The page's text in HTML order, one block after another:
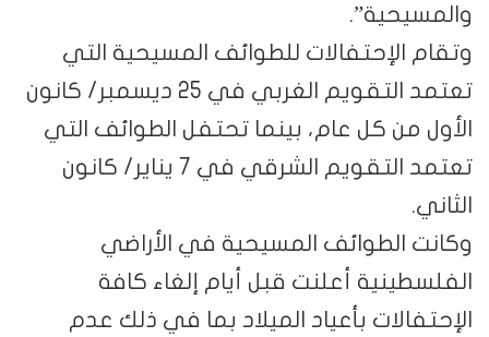
الإحتفالات للطوائف المسيحية التي
تعتمد التقويم الغربي في 25 ديسمبر/ كانون
من كل عام، بينما تحتفل الطوائف التي
تعتمد التقويم الشرقي في 7 يناير/ كانون
الطوائف المسيحية في الأراضي
أعلنت قبل أيام إلغاء كافة
بأعياد الميلاد بما في ذلك عدم